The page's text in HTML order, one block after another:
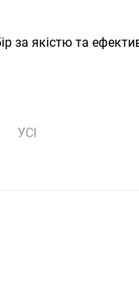
якістю та
УСІ